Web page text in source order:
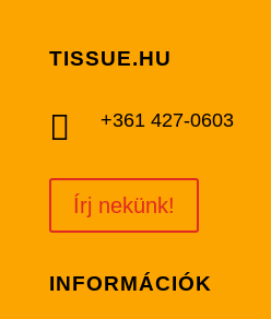
TISSUE.HU
 +361 427-0603
Írj nekünk!
INFORMÁCIÓK